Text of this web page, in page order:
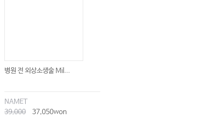
#10. 의사가 환자에 대한 설명의무를 위반하면 형사처벌을 받을까?
#11. 미성년자인 환자에 대한 설명의무는 보호자에게만 이행하면 될까?
어떻게 될까?
#13. ‘의료기관세탁물 관리규칙’은 입원실이 없는 의원급 의료기관에도 해당되
병원 전 외상소생술 Mil...
NAMET
39,000
37,050won